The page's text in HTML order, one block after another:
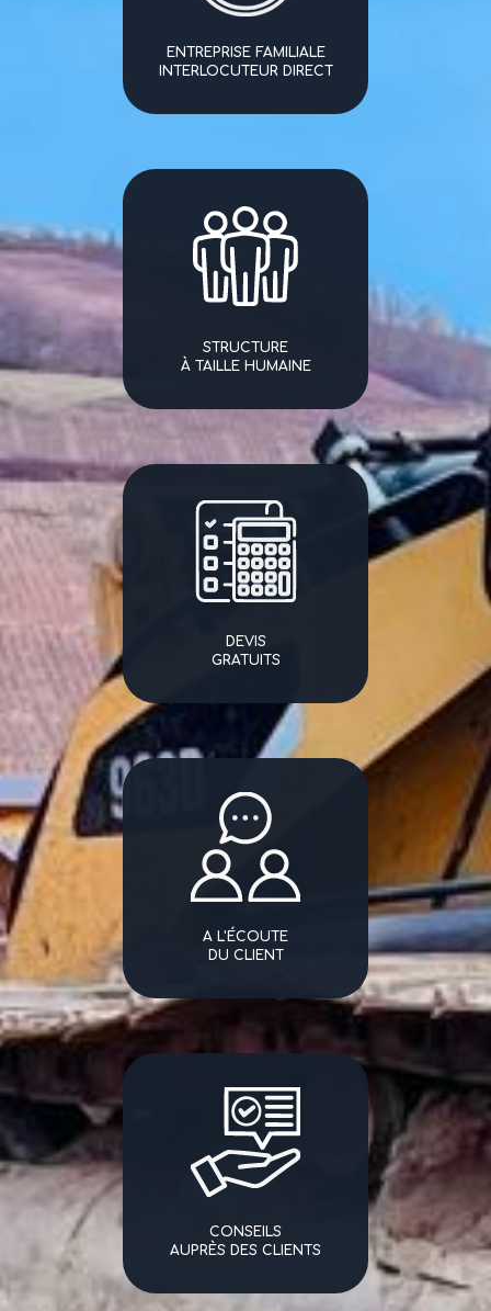
ENTREPRISE FAMILIALE
INTERLOCUTEUR DIRECT
STRUCTURE
À TAILLE HUMAINE
DEVIS
GRATUITS
A L'ÉCOUTE
DU CLIENT
CONSEILS
AUPRÈS DES CLIENTS